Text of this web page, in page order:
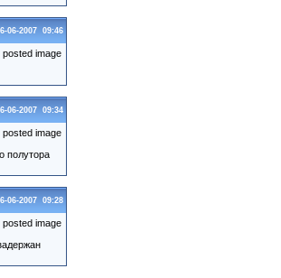
06-2007 09:46
06-2007 09:34
полутора
06-2007 09:28